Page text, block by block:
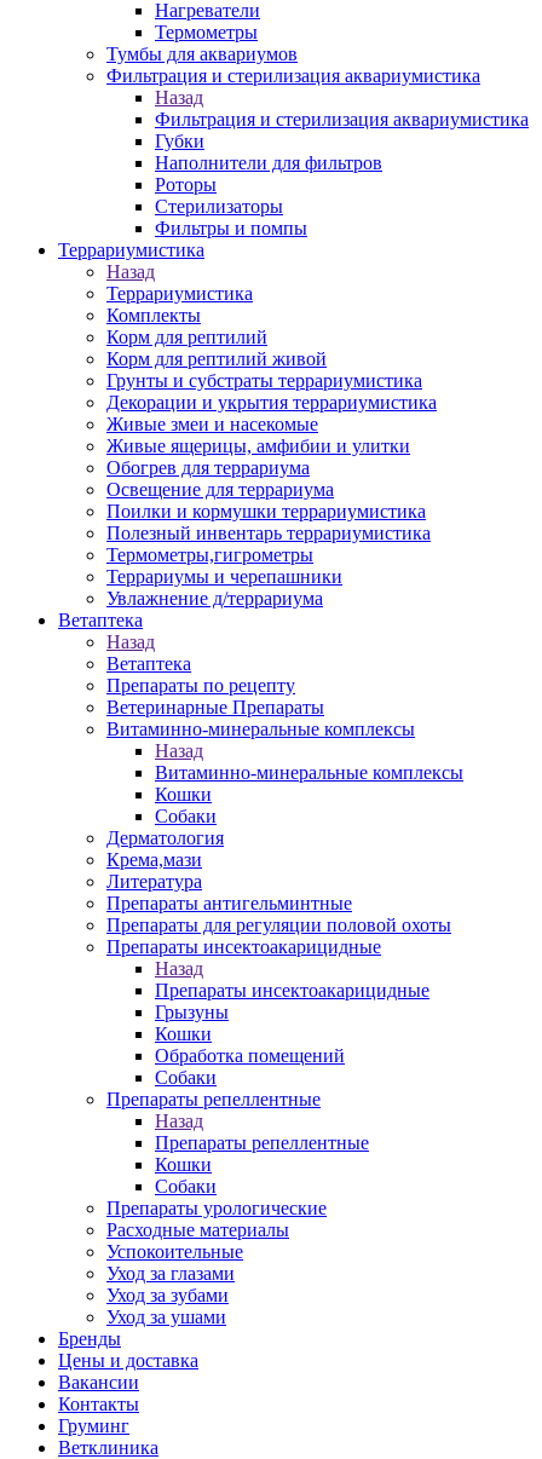
Нагреватели
Термометры
Тумбы для аквариумов
Фильтрация и стерилизация аквариумистика
Назад
Фильтрация и стерилизация аквариумистика
Губки
Наполнители для фильтров
Роторы
Стерилизаторы
Фильтры и помпы
Террариумистика
Назад
Террариумистика
Комплекты
Корм для рептилий
Корм для рептилий живой
Грунты и субстраты террариумистика
Декорации и укрытия террариумистика
Живые змеи и насекомые
Живые ящерицы, амфибии и улитки
Обогрев для террариума
Освещение для террариума
Поилки и кормушки террариумистика
Полезный инвентарь террариумистика
Термометры,гигрометры
Террариумы и черепашники
Увлажнение д/террариума
Ветаптека
Назад
Ветаптека
Препараты по рецепту
Ветеринарные Препараты
Витаминно-минеральные комплексы
Назад
Витаминно-минеральные комплексы
Кошки
Собаки
Дерматология
Крема,мази
Литература
Препараты антигельминтные
Препараты для регуляции половой охоты
Препараты инсектоакарицидные
Назад
Препараты инсектоакарицидные
Грызуны
Кошки
Обработка помещений
Собаки
Препараты репеллентные
Назад
Препараты репеллентные
Кошки
Собаки
Препараты урологические
Расходные материалы
Успокоительные
Уход за глазами
Уход за зубами
Уход за ушами
Бренды
Цены и доставка
Вакансии
Контакты
Груминг
Ветклиника